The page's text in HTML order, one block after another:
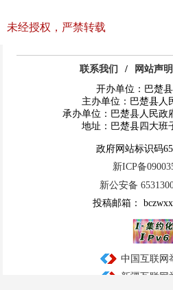
未经授权，严禁转载
联系我们 / 网站声明
开办单位：巴楚
主办单位：巴楚县人
承办单位：巴楚县人民政
地址：巴楚县四大班
政府网站标识码
新ICP备
新公安备
投稿邮箱：
中国互联网
新疆互联网